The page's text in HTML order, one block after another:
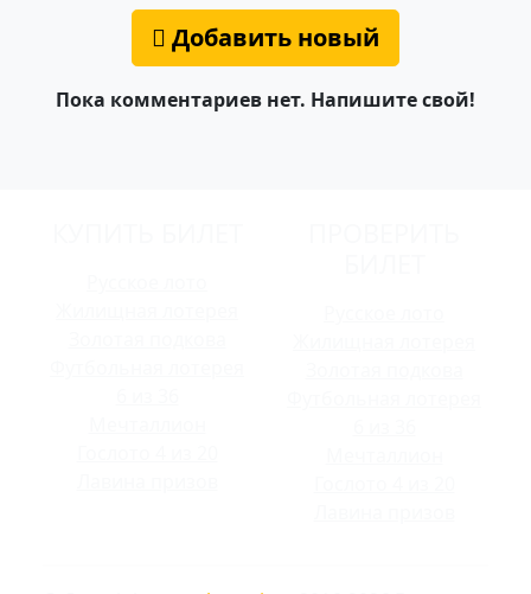
Добавить новый
Пока комментариев нет. Напишите свой!